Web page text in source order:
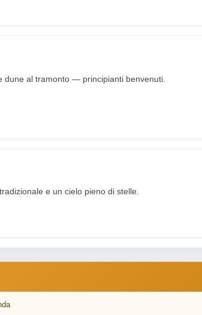
dune al tramonto — principianti benvenuti.
e un cielo pieno di stelle.